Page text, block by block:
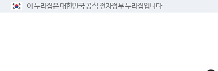
이 누리집은 대한민국 공식 전자정부 누리집입니다.